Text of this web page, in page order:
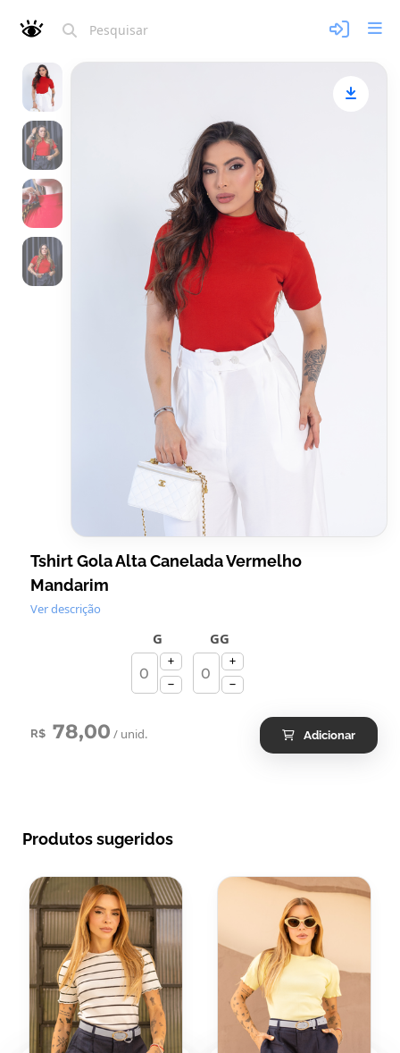
Tshirt Gola Alta Canelada Vermelho
Mandarim
Ver descrição
G GG
R$ 78,00 / unid. Adicionar
Produtos sugeridos